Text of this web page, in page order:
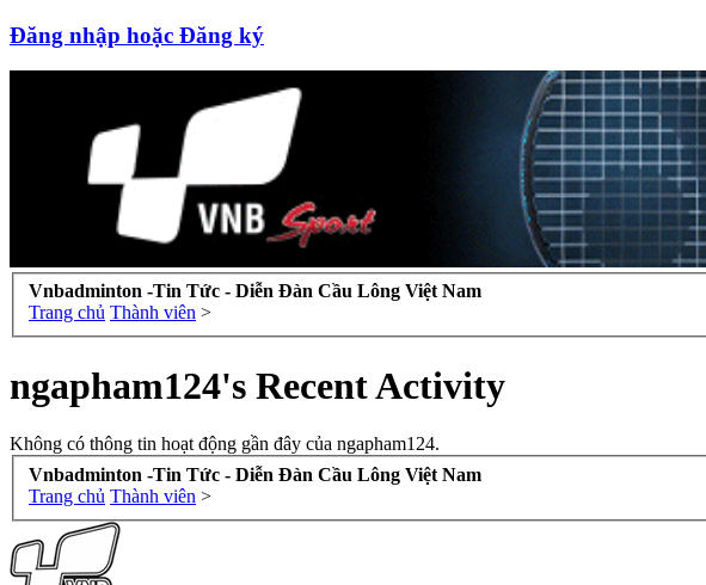
Đăng nhập hoặc Đăng ký
Vnbadminton -Tin Tức - Diễn Đàn Cầu Lông Việt Nam
Trang chủ Thành viên >
ngapham124's Recent Activity
Không có thông tin hoạt động gần đây của ngapham124.
Vnbadminton -Tin Tức - Diễn Đàn Cầu Lông Việt Nam
Trang chủ Thành viên >